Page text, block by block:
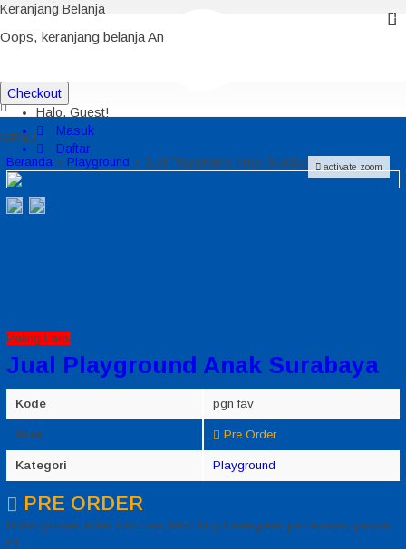
0
Keranjang Belanja
Oops, keranjang belanja Anda kosong!
Checkout
Halo, Guest!
Masuk
Daftar
MENU
Beranda » Playground » Jual Playground Anak Surabaya activate zoom
Paling Laris
Jual Playground Anak Surabaya
Kode pgn fav
Stok Pre Order
Kategori Playground
PRE ORDER
Hubungi kami untuk informasi lebih lanjut mengenai pemesanan produk
ini.